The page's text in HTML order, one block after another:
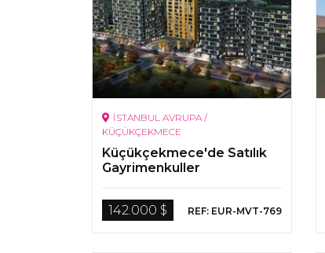
İSTANBUL AVRUPA /
KÜÇÜKÇEKMECE
Küçükçekmece'de Satılık
Gayrimenkuller
142.000 $ REF: EUR-MVT-769